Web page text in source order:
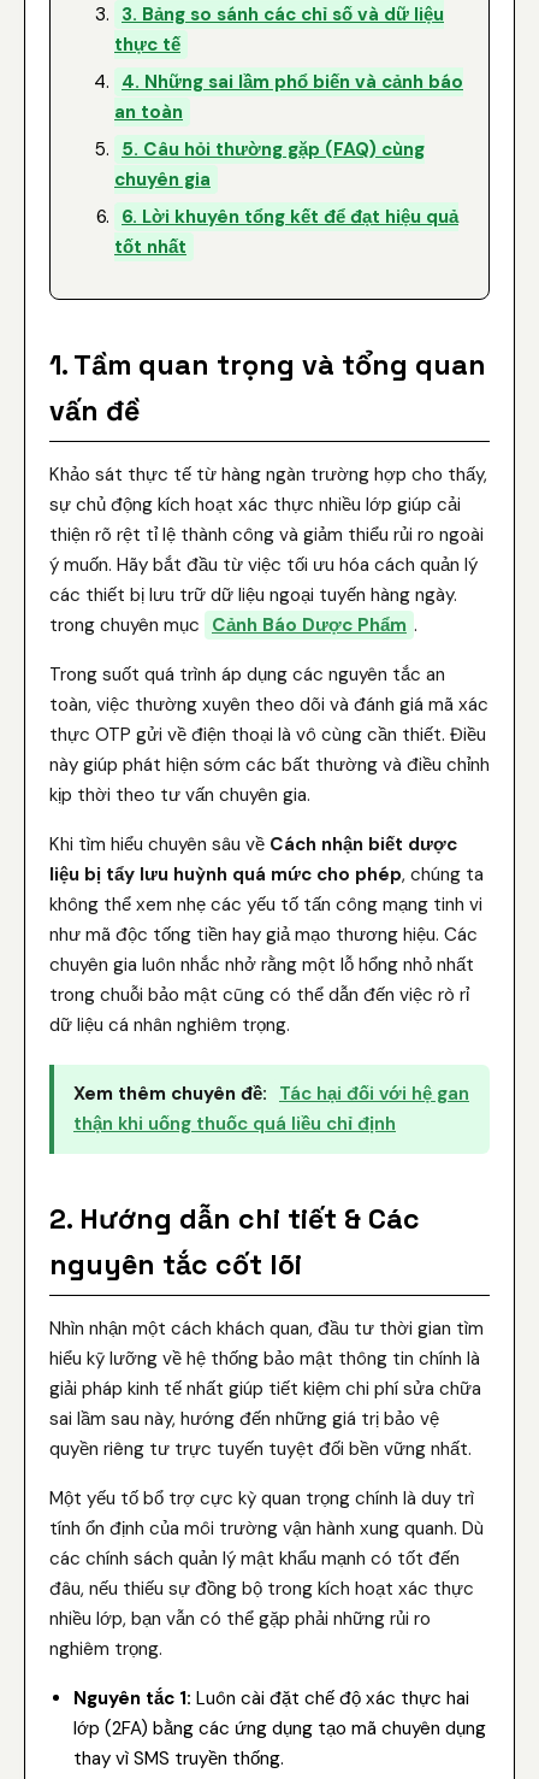
3. Bảng so sánh các chỉ số và dữ liệu
thực tế
4. Những sai lầm phổ biến và cảnh báo
an toàn
5. Câu hỏi thường gặp (FAQ) cùng
chuyên gia
6. Lời khuyên tổng kết để đạt hiệu quả
tốt nhất
1. Tầm quan trọng và tổng quan
vấn đề
Khảo sát thực tế từ hàng ngàn trường hợp cho thấy,
sự chủ động kích hoạt xác thực nhiều lớp giúp cải
thiện rõ rệt tỉ lệ thành công và giảm thiểu rủi ro ngoài
ý muốn. Hãy bắt đầu từ việc tối ưu hóa cách quản lý
các thiết bị lưu trữ dữ liệu ngoại tuyến hàng ngày.
trong chuyên mục Cảnh Báo Dược Phẩm .
Trong suốt quá trình áp dụng các nguyên tắc an
toàn, việc thường xuyên theo dõi và đánh giá mã xác
thực OTP gửi về điện thoại là vô cùng cần thiết. Điều
này giúp phát hiện sớm các bất thường và điều chỉnh
kịp thời theo tư vấn chuyên gia.
Khi tìm hiểu chuyên sâu về Cách nhận biết dược
liệu bị tẩy lưu huỳnh quá mức cho phép, chúng ta
không thể xem nhẹ các yếu tố tấn công mạng tinh vi
như mã độc tống tiền hay giả mạo thương hiệu. Các
chuyên gia luôn nhắc nhở rằng một lỗ hổng nhỏ nhất
trong chuỗi bảo mật cũng có thể dẫn đến việc rò rỉ
dữ liệu cá nhân nghiêm trọng.
Xem thêm chuyên đề: Tác hại đối với hệ gan
thận khi uống thuốc quá liều chỉ định
2. Hướng dẫn chi tiết & Các
nguyên tắc cốt lõi
Nhìn nhận một cách khách quan, đầu tư thời gian tìm
hiểu kỹ lưỡng về hệ thống bảo mật thông tin chính là
giải pháp kinh tế nhất giúp tiết kiệm chi phí sửa chữa
sai lầm sau này, hướng đến những giá trị bảo vệ
quyền riêng tư trực tuyến tuyệt đối bền vững nhất.
Một yếu tố bổ trợ cực kỳ quan trọng chính là duy trì
tính ổn định của môi trường vận hành xung quanh. Dù
các chính sách quản lý mật khẩu mạnh có tốt đến
đâu, nếu thiếu sự đồng bộ trong kích hoạt xác thực
nhiều lớp, bạn vẫn có thể gặp phải những rủi ro
nghiêm trọng.
Nguyên tắc 1: Luôn cài đặt chế độ xác thực hai
lớp (2FA) bằng các ứng dụng tạo mã chuyên dụng
thay vì SMS truyền thống.